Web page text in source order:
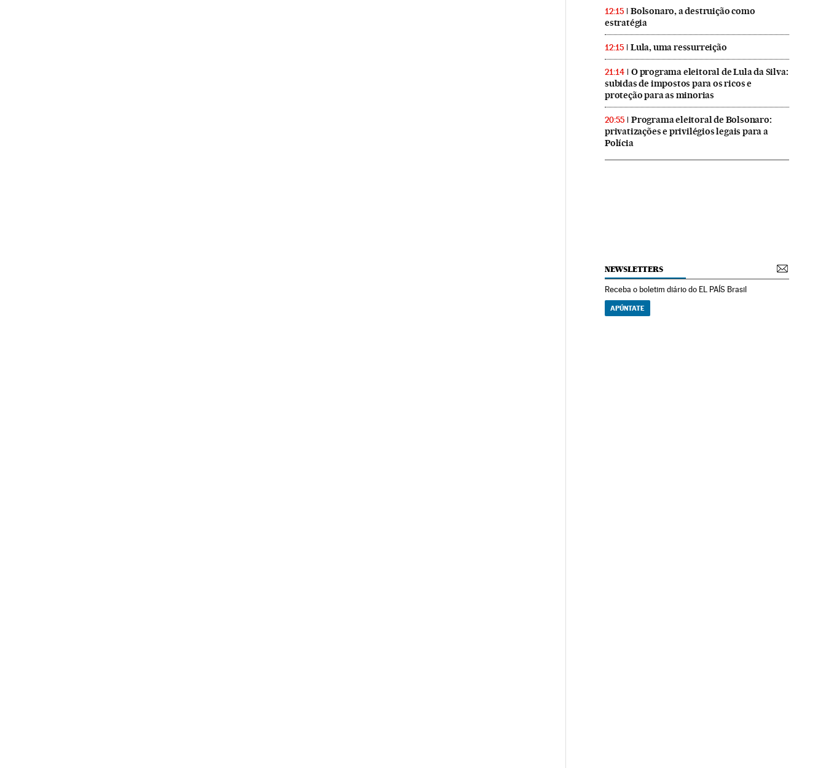
12:15
Bolsonaro, a destruição como
estratégia
12:15 Lula, uma ressurreição
21:14
O programa eleitoral de Lula da Silva:
subidas de impostos para os ricos e
proteção para as minorias
20:55
Programa eleitoral de Bolsonaro:
privatizações e privilégios legais para a
Polícia
NEWSLETTERS
Receba o boletim diário do EL PAÍS Brasil
APÚNTATE